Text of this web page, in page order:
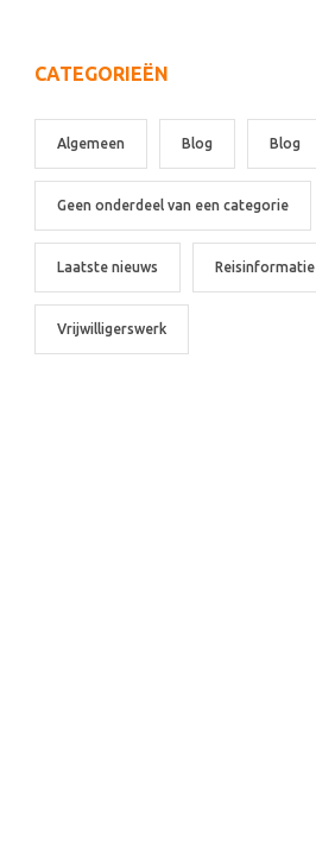
CATEGORIEËN
Algemeen Blog Blog
Geen onderdeel van een categorie
Laatste nieuws Reisinformatie
Vrijwilligerswerk